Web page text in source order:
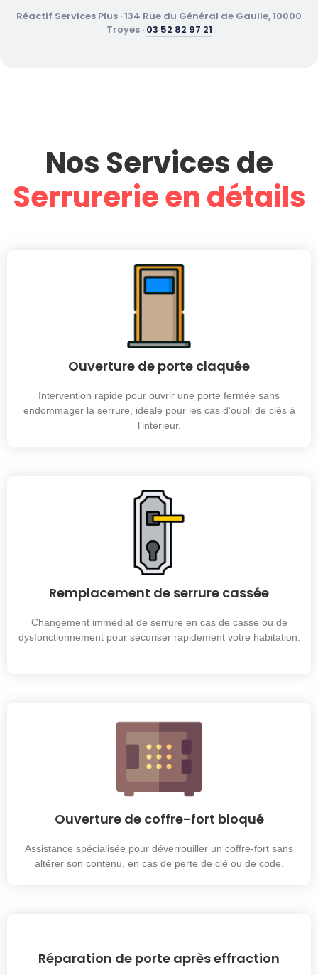
Réactif Services Plus · 134 Rue du Général de Gaulle, 10000
Troyes · 03 52 82 97 21
Nos Services de
Serrurerie en détails
Ouverture de porte claquée
Intervention rapide pour ouvrir une porte fermée sans
endommager la serrure, idéale pour les cas d’oubli de clés à
l’intérieur.
Remplacement de serrure cassée
Changement immédiat de serrure en cas de casse ou de
dysfonctionnement pour sécuriser rapidement votre habitation.
Ouverture de coffre-fort bloqué
Assistance spécialisée pour déverrouiller un coffre-fort sans
altérer son contenu, en cas de perte de clé ou de code.
Réparation de porte après effraction